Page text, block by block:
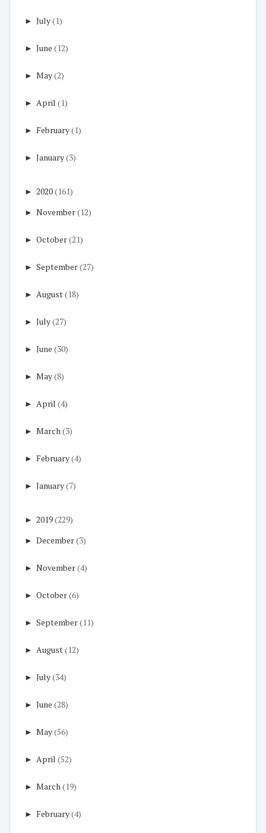
► July(1)
► June (12)
► May(2)
► April (1)
► February(1)
► January(3)
► 2020(161)
► November(12)
► October(21)
► September(27)
► August(18)
► July(27)
► June (30)
► May(8)
► April (4)
► March(3)
► February(4)
► January(7)
► 2019(229)
► December(3)
► November(4)
► October(6)
► September(11)
► August(12)
► July(34)
► June (28)
► May(56)
► April (52)
► March(19)
► February(4)